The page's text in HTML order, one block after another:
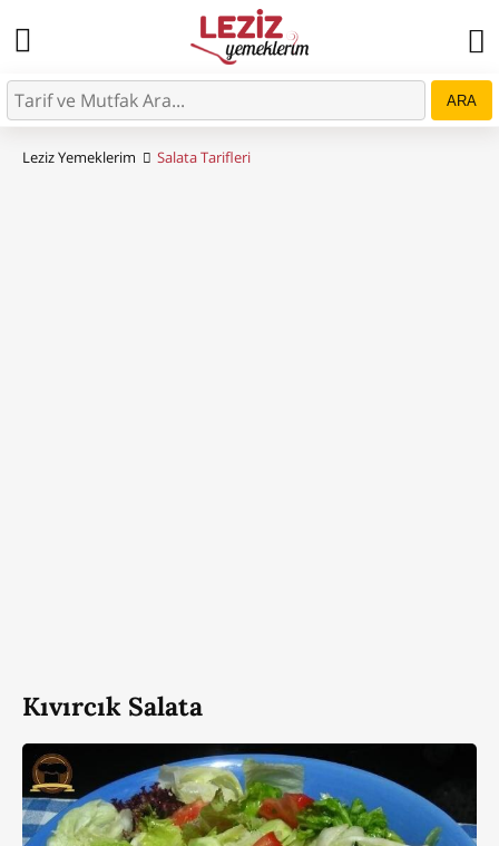
ARA
Leziz Yemeklerim Salata Tarifleri
Kıvırcık Salata